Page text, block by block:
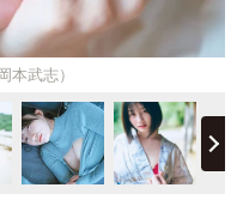
本武志）